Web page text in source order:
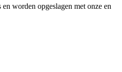
worden opgeslagen met onze en